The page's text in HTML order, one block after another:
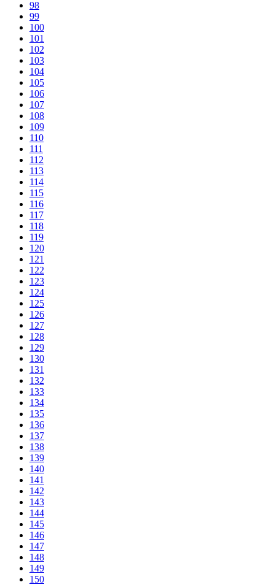
98
99
100
101
102
103
104
105
106
107
108
109
110
111
112
113
114
115
116
117
118
119
120
121
122
123
124
125
126
127
128
129
130
131
132
133
134
135
136
137
138
139
140
141
142
143
144
145
146
147
148
149
150